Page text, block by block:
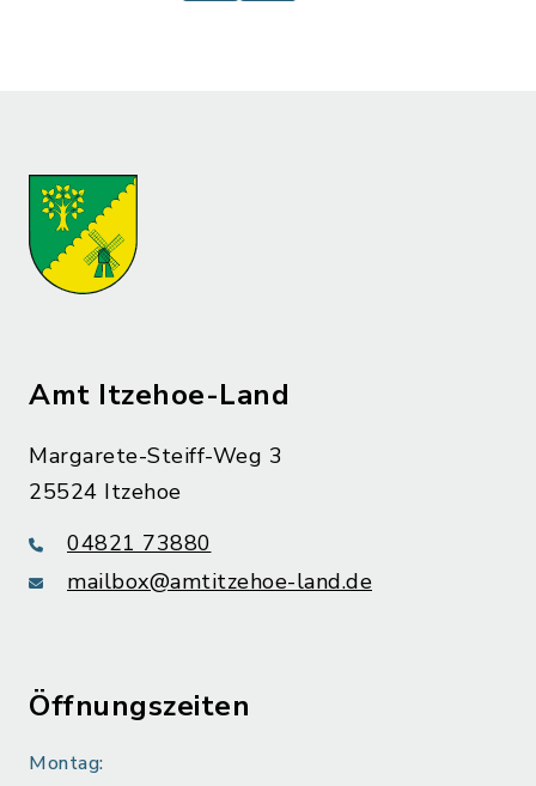
Amt Itzehoe-Land
Margarete-Steiff-Weg 3
25524 Itzehoe
04821 73880
mailbox@amtitzehoe-land.de
Öffnungszeiten
Montag: